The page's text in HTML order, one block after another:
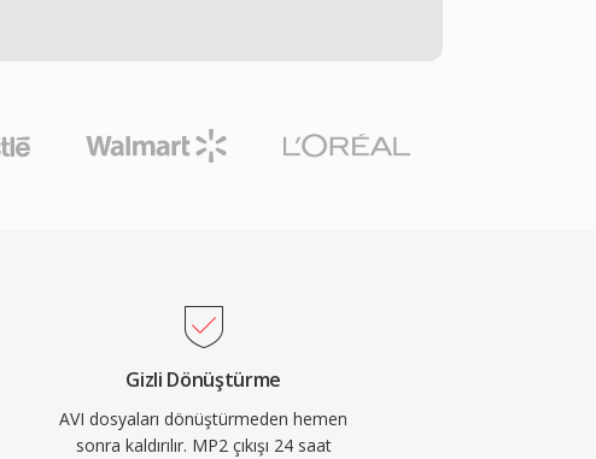
Gizli Dönüştürme
AVI dosyaları dönüştürmeden hemen
sonra kaldırılır. MP2 çıkışı 24 saat